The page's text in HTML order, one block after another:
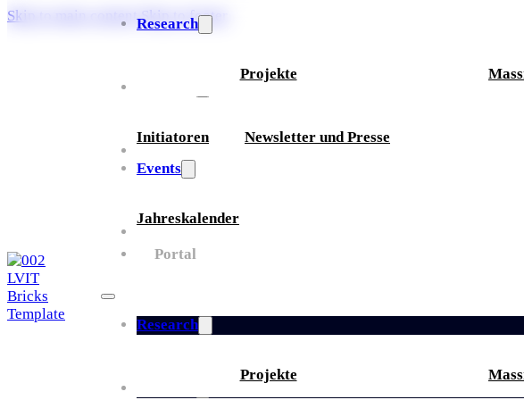
Skip to main content Skip to footer
Research
Projekte
Initiatoren Newsletter und Presse
Events
Jahreskalender
Portal
Research
Projekte